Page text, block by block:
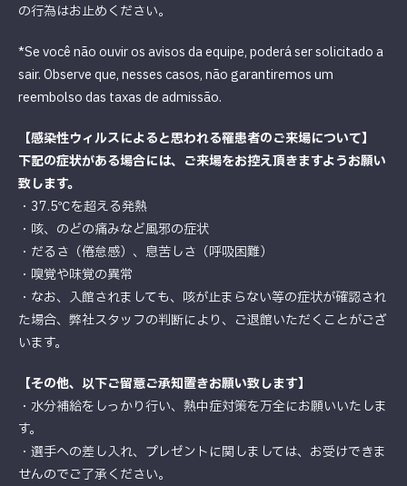
の行為はお止めください。
*Se você não ouvir os avisos da equipe, poderá ser solicitado a
sair. Observe que, nesses casos, não garantiremos um
reembolso das taxas de admissão.
【感染性ウィルスによると思われる罹患者のご来場について】
下記の症状がある場合には、ご来場をお控え頂きますようお願い
致します。
・37.5℃を超える発熱
・咳、のどの痛みなど風邪の症状
・だるさ（倦怠感）、息苦しさ（呼吸困難）
・嗅覚や味覚の異常
・なお、入館されましても、咳が止まらない等の症状が確認され
た場合、弊社スタッフの判断により、ご退館いただくことがござ
います。
【その他、以下ご留意ご承知置きお願い致します】
・水分補給をしっかり行い、熱中症対策を万全にお願いいたしま
す。
・選手への差し入れ、プレゼントに関しましては、お受けできま
せんのでご了承ください。